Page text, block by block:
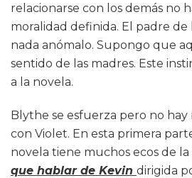
relacionarse con los demás no
moralidad definida. El padre de
nada anómalo. Supongo que
sentido de las madres. Este
a la novela.
Blythe se esfuerza pero no
con Violet. En esta primera
novela tiene muchos ecos de
que hablar de Kevin dirigida